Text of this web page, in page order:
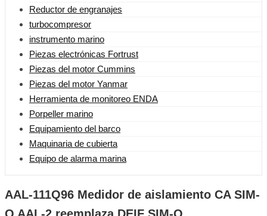
Reductor de engranajes
turbocompresor
instrumento marino
Piezas electrónicas Fortrust
Piezas del motor Cummins
Piezas del motor Yanmar
Herramienta de monitoreo ENDA
Porpeller marino
Equipamiento del barco
Maquinaria de cubierta
Equipo de alarma marina
AAL-111Q96 Medidor de aislamiento CA SIM-